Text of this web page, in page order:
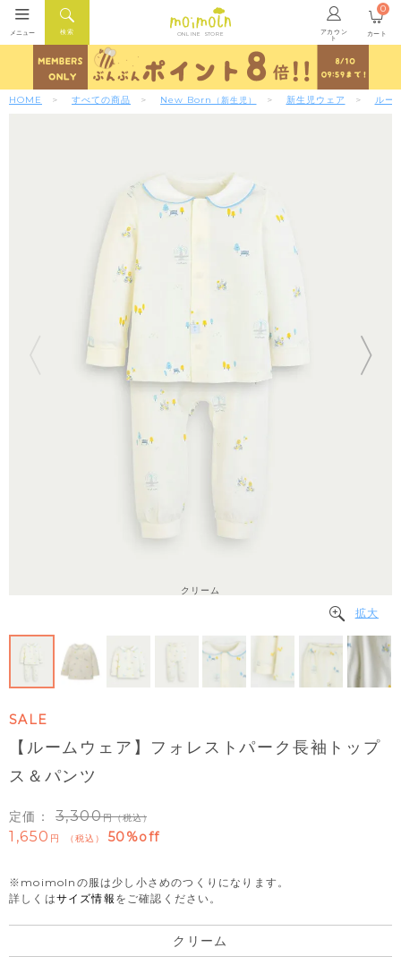
ONLINE STORE アカウン
ト
検索
メニュー カート
0
HOME すべての商品 New Born （新生児） 新生児ウェア ルー
クリーム
拡大
SALE
【ルームウェア】フォレストパーク長袖トップ
ス＆パンツ
定価： 3,300 （税込）
1,650 税込 50%off
※moimolnの服は少し小さめのつくりになります。
詳しくはサイズ情報 をご確認ください。
クリーム